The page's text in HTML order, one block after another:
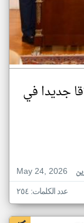
جديدا في
May 24, 2026
عدد الكلمات: ٢٥٤